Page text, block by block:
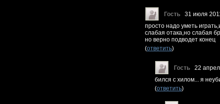
Гость
31 июля
просто надо уметь
слабая отака,но слабая
но верно подводет конец
(ответить)
Гость
22
бился с хилом... я
(ответить)